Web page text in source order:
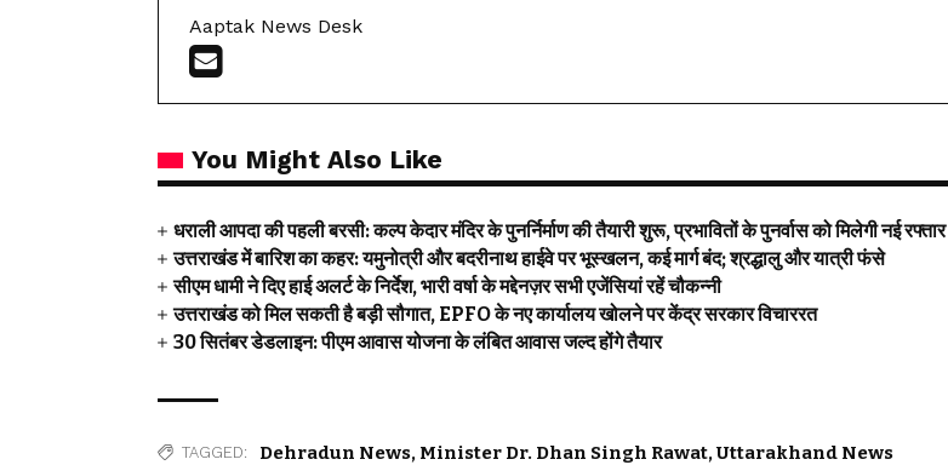
Aaptak News Desk
You Might Also Like
धराली आपदा की पहली बरसी: कल्प केदार मंदिर के पुनर्निर्माण की तैयारी शुरू, प्रभावितों के पुनर्वास को मिलेगी नई रफ्तार
उत्तराखंड में बारिश का कहर: यमुनोत्री और बदरीनाथ हाईवे पर भूस्खलन, कई मार्ग बंद; श्रद्धालु और यात्री फंसे
सीएम धामी ने दिए हाई अलर्ट के निर्देश, भारी वर्षा के मद्देनज़र सभी एजेंसियां रहें चौकन्नी
उत्तराखंड को मिल सकती है बड़ी सौगात, EPFO के नए कार्यालय खोलने पर केंद्र सरकार विचाररत
30 सितंबर डेडलाइन: पीएम आवास योजना के लंबित आवास जल्द होंगे तैयार
TAGGED: Dehradun News, Minister Dr. Dhan Singh Rawat,Uttarakhand News